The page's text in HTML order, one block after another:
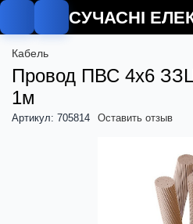
Кабель
Провод ПВС 4х6
1м
Артикул: 705814 Оставить отзыв